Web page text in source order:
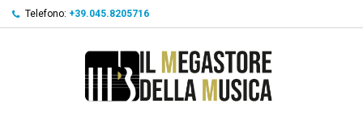
Telefono: +39.045.8205716